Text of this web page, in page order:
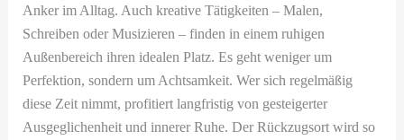
Anker im Alltag. Auch kreative Tätigkeiten – Malen,
Schreiben oder Musizieren – finden in einem ruhigen
Außenbereich ihren idealen Platz. Es geht weniger um
Perfektion, sondern um Achtsamkeit. Wer sich regelmäßig
diese Zeit nimmt, profitiert langfristig von gesteigerter
Ausgeglichenheit und innerer Ruhe. Der Rückzugsort wird so